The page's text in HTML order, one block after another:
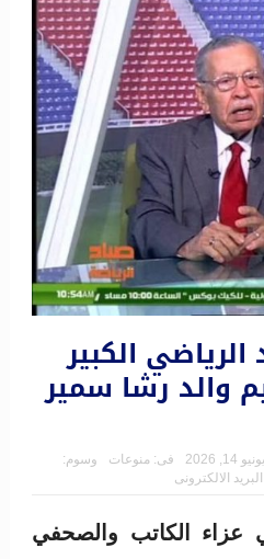
الرياضي الكبير
والد رشا سمير
يونيو 14, 2026 فى: منوعات
وسوم:
البريد الالكترونى
عزاء الكاتب والصحفي